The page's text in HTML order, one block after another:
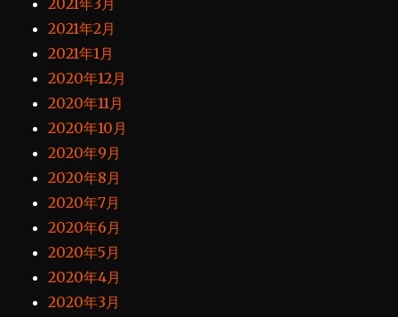
2021年3月
2021年2月
2021年1月
2020年12月
2020年11月
2020年10月
2020年9月
2020年8月
2020年7月
2020年6月
2020年5月
2020年4月
2020年3月